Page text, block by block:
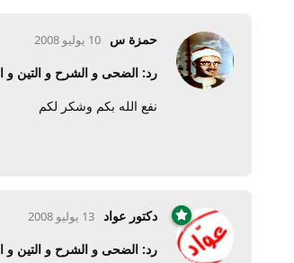
حمزة س 10 يوليو 2008
رد: الضحى و الشرح و التين و
نفع الله بكم وشكر لكم
دكتور عواد 13 يوليو 2008
رد: الضحى و الشرح و التين و